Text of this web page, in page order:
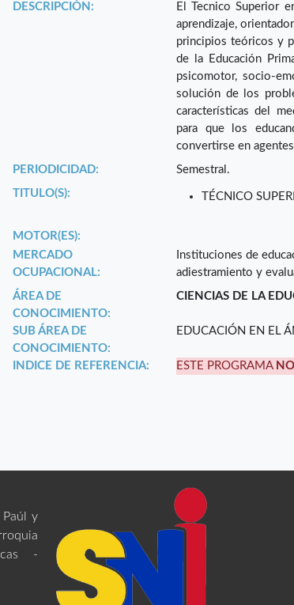
DESCRIPCIÓN:
El Tecnico Superior
aprendizaje,
principios teóricos y
de la Educación
psicomotor, socio-
solución de los
características del
para que los
convertirse en
PERIODICIDAD:
Semestral.
TITULO(S):
TÉCNICO
MOTOR(ES):
MERCADO
OCUPACIONAL:
Instituciones de
adiestramiento y
ÁREA DE
CONOCIMIENTO:
CIENCIAS DE LA
SUB ÁREA DE
CONOCIMIENTO:
EDUCACIÓN EN EL
INDICE DE REFERENCIA: ESTE PROGRAMA NO
Paúl y
-